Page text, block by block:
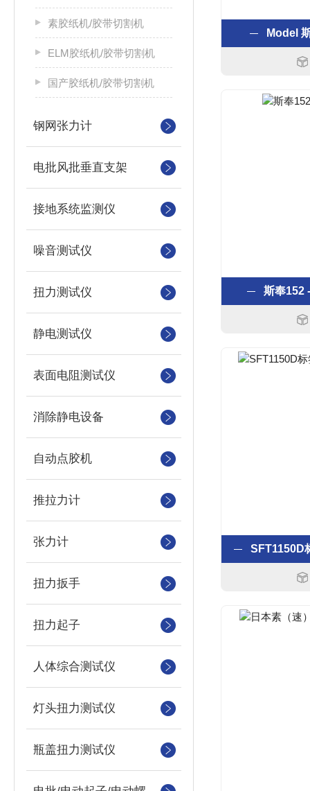
素胶纸机/胶带切割机
ELM胶纸机/胶带切割机
国产胶纸机/胶带切割机
钢网张力计
电批风批垂直支架
接地系统监测仪
噪音测试仪
扭力测试仪
静电测试仪
表面电阻测试仪
消除静电设备
自动点胶机
推拉力计
张力计
扭力扳手
扭力起子
人体综合测试仪
灯头扭力测试仪
瓶盖扭力测试仪
Model
斯奉152